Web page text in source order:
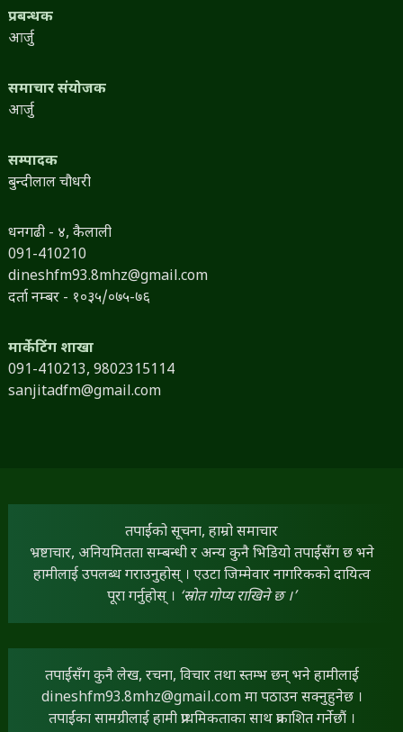
प्रबन्धक
आर्जु
समाचार संयोजक
आर्जु
सम्पादक
बुन्दीलाल चौधरी
धनगढी - ४, कैलाली
091-410210
dineshfm93.8mhz@gmail.com
दर्ता नम्बर - १०३५/०७५-७६
मार्केटिंग शाखा
091-410213, 9802315114
sanjitadfm@gmail.com
तपाईंको सूचना, हाम्रो समाचार
भ्रष्टाचार, अनियमितता सम्बन्धी र अन्य कुनै भिडियो तपाईंसँग छ भने
हामीलाई उपलब्ध गराउनुहोस् । एउटा जिम्मेवार नागरिकको दायित्व
पूरा गर्नुहोस् । ‘स्रोत गोप्य राखिने छ ।’
तपाईंसँग कुनै लेख, रचना, विचार तथा स्तम्भ छन् भने हामीलाई
dineshfm93.8mhz@gmail.comमा पठाउन सक्नुहुनेछ ।
तपाईंका सामग्रीलाई हामी प्राथमिकताका साथ प्रकाशित गर्नेछौं ।